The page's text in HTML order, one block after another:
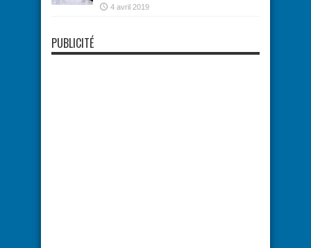
4 avril 2019
PUBLICITÉ